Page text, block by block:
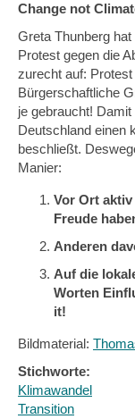
Change not
Greta Thunberg
Protest gegen die
zurecht auf:
Bürgerschaftliche
je gebraucht!
Deutschland einen
beschließt.
Manier:
Vor Ort
Freude
Anderen
Auf die
Worten
it!
Bildmaterial:
Stichworte:
Klimawandel
Transition